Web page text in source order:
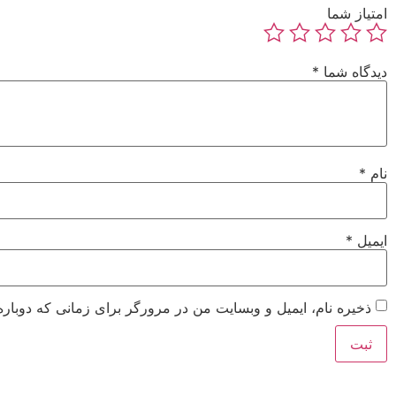
امتیاز شما
دیدگاه شما *
نام *
ایمیل *
ذخیره نام، ایمیل و وبسایت من در مرورگر برای زمانی که